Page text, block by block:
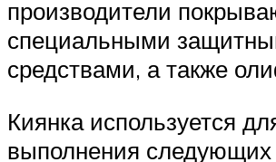
производители
специальными
средствами, а также
Киянка используется
выполнения следующих